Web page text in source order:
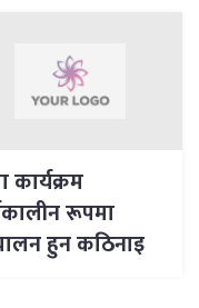
कार्यक्रम
रूपमा
हुन कठिनाइ